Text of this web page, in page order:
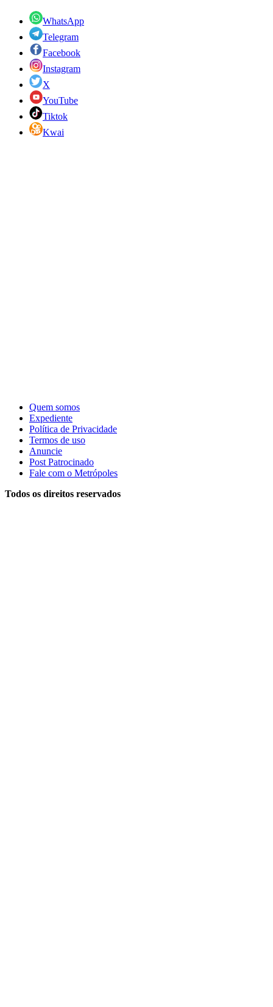
WhatsApp
Telegram
Facebook
Instagram
X
YouTube
Tiktok
Kwai
Quem somos
Expediente
Política de Privacidade
Termos de uso
Anuncie
Post Patrocinado
Fale com o Metrópoles
Todos os direitos reservados